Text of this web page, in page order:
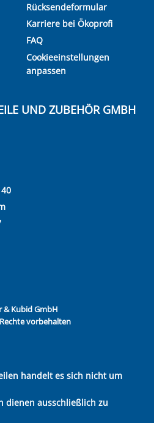
Rücksendeformular
Karriere bei Ökoprofi
FAQ
Cookieeinstellungen
anpassen
UND ZUBEHÖR GMBH
& Kubid GmbH
vorbehalten
handelt es sich nicht um
dienen ausschließlich zu